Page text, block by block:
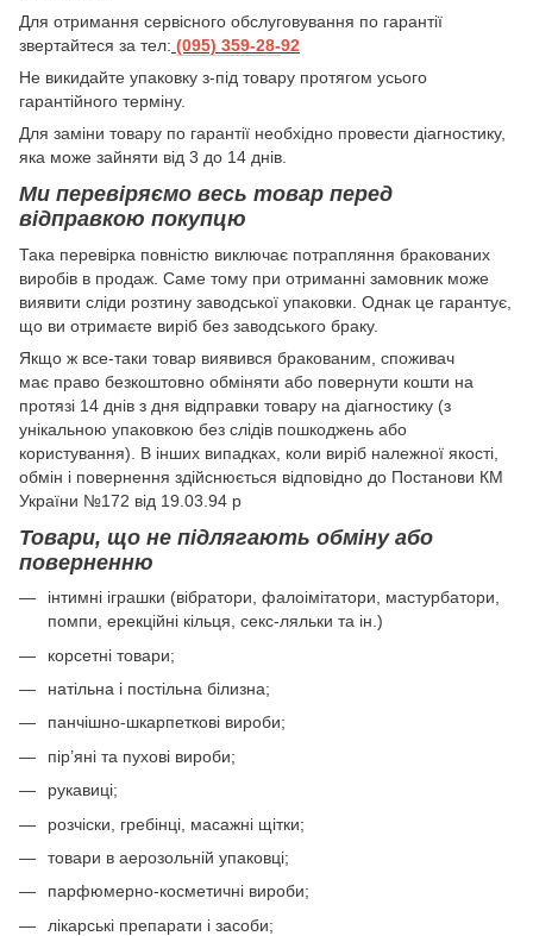
Для отримання сервісного обслуговування по гарантії
звертайтеся за тел: (095) 359-28-92
Hе викидайте упаковку з-під товару протягом усього
гарантійного терміну.
Для заміни товару по гарантії необхідно провести діагностику,
яка може зайняти від 3 до 14 днів.
Ми перевіряємо весь товар перед
відправкою покупцю
Така перевірка повністю виключає потрапляння бракованих
виробів в продаж. Саме тому при отриманні замовник може
виявити сліди розтину заводської упаковки. Однак це гарантує,
що ви отримаєте виріб без заводського браку.
Якщо ж все-таки товар виявився бракованим, споживач
має право безкоштовно обміняти або повернути кошти на
протязі 14 днів з дня відправки товару на діагностику (з
унікальною упаковкою без слідів пошкоджень або
користування). В інших випадках, коли виріб належної якості,
обмін і повернення здійснюється відповідно до Постанови КМ
України №172 від 19.03.94 р
Товари, що не підлягають обміну або
поверненню
інтимні іграшки (вібратори, фалоімітатори, мастурбатори,
помпи, ерекційні кільця, секс-ляльки та ін.)
корсетні товари;
натільна і постільна білизна;
панчішно-шкарпеткові вироби;
пір’яні та пухові вироби;
рукавиці;
розчіски, гребінці, масажні щітки;
товари в аерозольній упаковці;
парфюмерно-косметичні вироби;
лікарські препарати і засоби;